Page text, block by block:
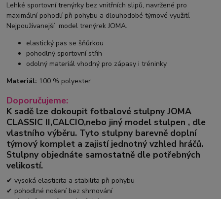
Lehké sportovní trenýrky bez vnitřních slipů, navržené pro
maximální pohodlí při pohybu a dlouhodobé týmové využití.
Nejpoužívanejší model trenýrek JOMA.
elastický pas se šňůrkou
pohodlný sportovní střih
odolný materiál vhodný pro zápasy i tréninky
Materiál: 100 % polyester
Doporučujeme:
K sadě lze dokoupit fotbalové stulpnyJOMA
CLASSIC II,CALCIO,nebo jiný model stulpen , dle
vlastního výběru. Tyto stulpny barevně doplní
týmový komplet a zajistí jednotný vzhled hráčů.
Stulpny objednáte samostatně dle potřebných
velikostí.
✔ vysoká elasticita a stabilita při pohybu
✔ pohodlné nošení bez shrnování